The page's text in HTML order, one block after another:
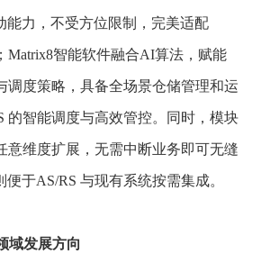
能力，不受方位限制，完美适配
Matrix8智能软件融合AI算法，赋能
调度策略，具备全场景仓储管理和运
的智能调度与高效管控。同时，模块
意维度扩展，无需中断业务即可无缝
于AS/RS 与现有系统按需集成。
域发展方向